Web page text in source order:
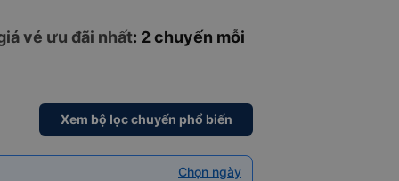
vé ưu đãi nhất: 2 chuyến mỗi
Xem bộ lọc chuyến phổ biến
Chọn ngày